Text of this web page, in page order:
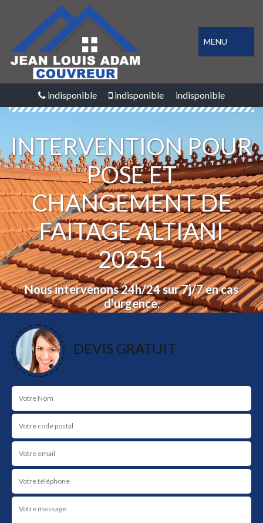
MENU
indisponible indisponible indisponible
INTERVENTION POUR
POSE ET
CHANGEMENT DE
FAITAGE ALTIANI
20251
Nous intervenons 24h/24 sur 7j/7 en cas
d'urgence.
Déplacement gratuit dans toute la Corse pour
la réalisation de vos travaux.
Devis et déplacement gratuit.
NOS RÉALISATIONS
DEVIS GRATUIT